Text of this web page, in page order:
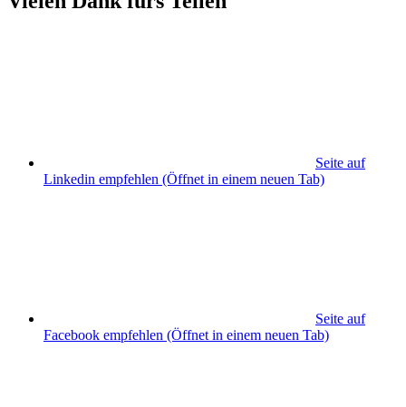
Seite auf
Linkedin empfehlen (Öffnet in einem neuen Tab)
Seite auf
Facebook empfehlen (Öffnet in einem neuen Tab)